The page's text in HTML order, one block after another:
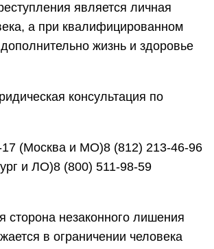
является личная
а при квалифицированном
жизнь и здоровье
консультация по
17 (Москва и МО)8 (812) 213-46-96
и ЛО)8 (800) 511-98-59
сторона незаконного лишения
в ограничении человека